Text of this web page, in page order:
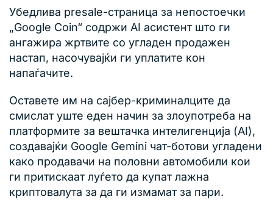
Убедлива presale-страница за непостоечки
„Google Coin“ содржи AI асистент што ги
ангажира жртвите со угладен продажен
настап, насочувајќи ги уплатите кон
напаѓачите.
Оставете им на сајбер-криминалците да
смислат уште еден начин за злоупотреба на
платформите за вештачка интелигенција (AI),
создавајќи Google Gemini чат-ботови угладени
како продавачи на половни автомобили кои
ги притискаат луѓето да купат лажна
криптовалута за да ги измамат за пари.